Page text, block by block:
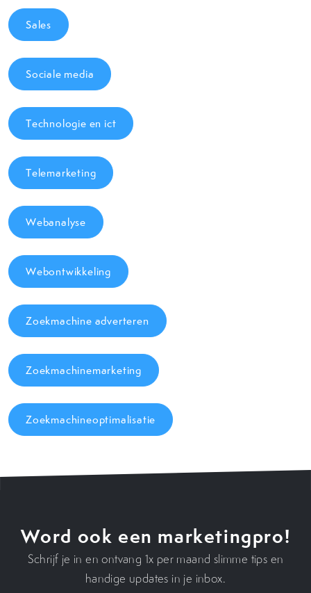
Sales
Sociale media
Technologie en ict
Telemarketing
Webanalyse
Webontwikkeling
Zoekmachine adverteren
Zoekmachinemarketing
Zoekmachineoptimalisatie
Word ook een marketingpro!
Schrijf je in en ontvang 1x per maand slimme tips en
handige updates in je inbox.